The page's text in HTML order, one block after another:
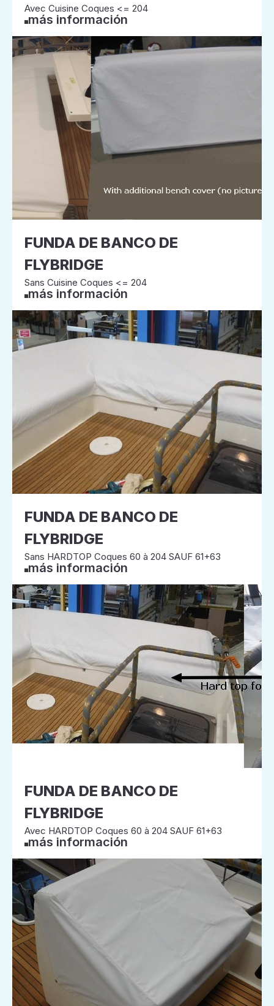
Avec Cuisine Coques <= 204
más información
FUNDA DE BANCO DE
FLYBRIDGE
Sans Cuisine Coques <= 204
más información
FUNDA DE BANCO DE
FLYBRIDGE
Sans HARDTOP Coques 60 à 204 SAUF 61+63
más información
FUNDA DE BANCO DE
FLYBRIDGE
Avec HARDTOP Coques 60 à 204 SAUF 61+63
más información